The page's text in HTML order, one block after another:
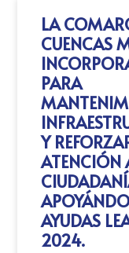
LA
CUENCAS
PARA
Y
ATENCIÓN
AYUDAS
2024.